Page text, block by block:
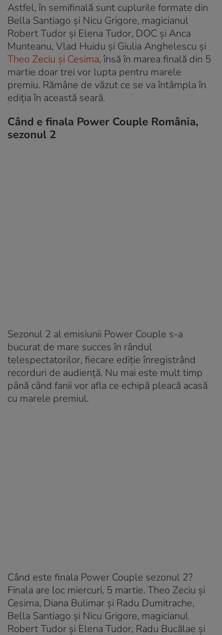
Astfel, în semifinală sunt cuplurile formate din
Bella Santiago și Nicu Grigore, magicianul
Robert Tudor și Elena Tudor, DOC și Anca
Munteanu, Vlad Huidu și Giulia Anghelescu și
Theo Zeciu şi Cesima, însă în marea finală din 5
martie doar trei vor lupta pentru marele
premiu. Rămâne de văzut ce se va întâmpla în
ediția în această seară.
Când e finala Power Couple România,
sezonul 2
Sezonul 2 al emisiunii Power Couple s-a
bucurat de mare succes în rândul
telespectatorilor, fiecare ediție înregistrând
recorduri de audiență. Nu mai este mult timp
până când fanii vor afla ce echipă pleacă acasă
cu marele premiul.
Când este finala Power Couple sezonul 2?
Finala are loc miercuri, 5 martie. Theo Zeciu şi
Cesima, Diana Bulimar și Radu Dumitrache,
Bella Santiago și Nicu Grigore, magicianul
Robert Tudor și Elena Tudor, Radu Bucălae și